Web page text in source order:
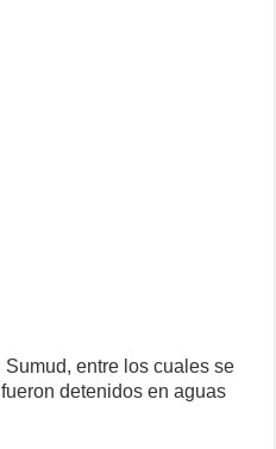
entre los cuales se
detenidos en aguas